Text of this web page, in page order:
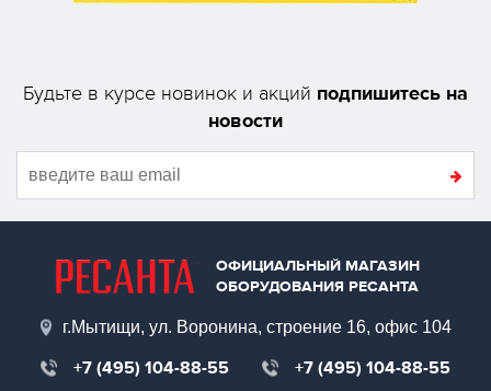
Будьте в курсе новинок и акций подпишитесь на
новости
ОФИЦИАЛЬНЫЙ МАГАЗИН
ОБОРУДОВАНИЯ РЕСАНТА
г.Мытищи, ул. Воронина, строение 16, офис 104
+7 (495) 104-88-55 +7 (495) 104-88-55